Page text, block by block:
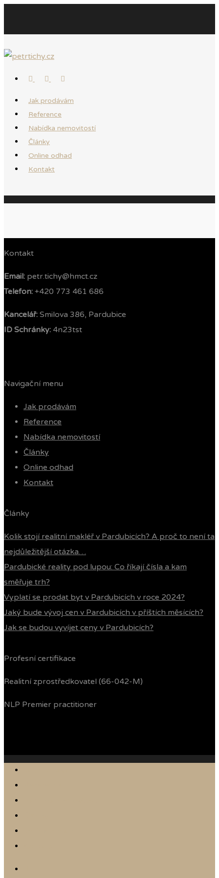
Jak prodávám
Reference
Nabídka nemovitostí
Články
Online odhad
Kontakt
Kontakt
Email: petr.tichy@hmct.cz
Telefon: ‭ +420 773 461 686‬
Kancelář: Smilova 386, Pardubice
ID Schránky: 4n23tst
Navigační menu
Jak prodávám
Reference
Nabídka nemovitostí
Články
Online odhad
Kontakt
Články
Kolik stojí realitní makléř v Pardubicích? A proč to není ta
nejdůležitější otázka…
Pardubické reality pod lupou: Co říkají čísla a kam
směřuje trh?
Vyplatí se prodat byt v Pardubicích v roce 2024?
Jaký bude vývoj cen v Pardubicích v příštích měsících?
Jak se budou vyvíjet ceny v Pardubicích?
Profesní certifikace
Realitní zprostředkovatel (66-042-M)
NLP Premier practitioner